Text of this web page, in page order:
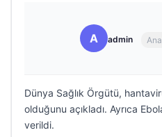
A admin
Dünya Sağlık Örgütü,
olduğunu açıkladı. Ayrıca
verildi.